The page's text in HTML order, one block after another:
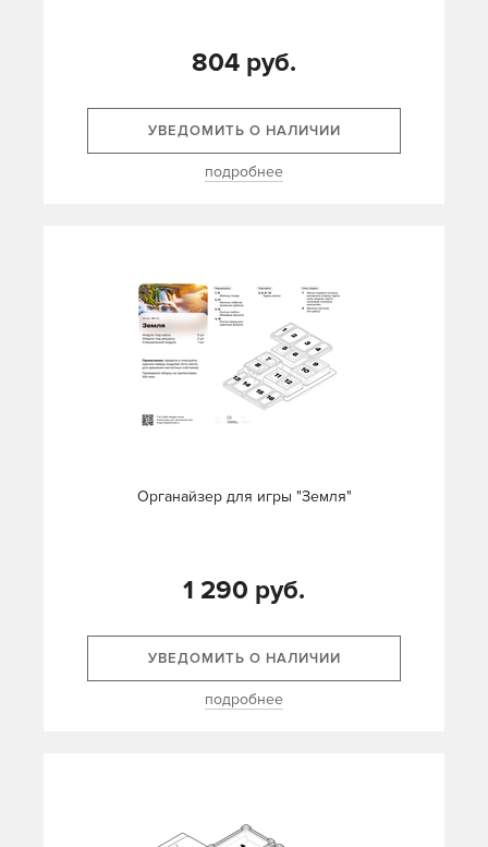
804 руб.
УВЕДОМИТЬ О НАЛИЧИИ
подробнее
Органайзер для игры "Земля"
1 290 руб.
УВЕДОМИТЬ О НАЛИЧИИ
подробнее